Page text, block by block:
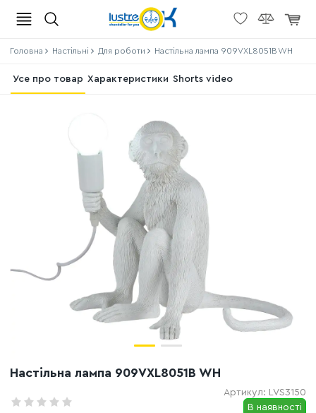
Головна Настільні Для роботи Настільна лампа 909VXL8051B WH
Усе про товар Характеристики Shorts video
Настільна лампа 909VXL8051B WH
Артикул: LVS3150
В наявності